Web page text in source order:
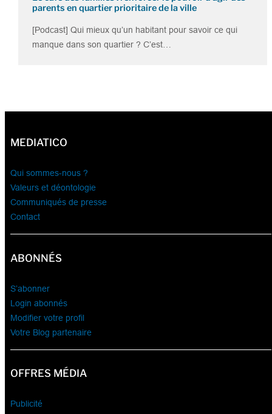
parents en quartier prioritaire de la ville
[Podcast] Qui mieux qu’un habitant pour savoir ce qui
manque dans son quartier ? C’est…
MEDIATICO
Qui sommes-nous ?
Valeurs et déontologie
Communiqués de presse
Contact
ABONNÉS
S’abonner
Login abonnés
Modifier votre profil
Votre Blog partenaire
OFFRES MÉDIA
Publicité